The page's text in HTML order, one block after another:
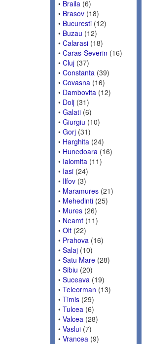
• Braila (6)
• Brasov (18)
• Bucuresti (12)
• Buzau (12)
• Calarasi (18)
• Caras-Severin (16)
• Cluj (37)
• Constanta (39)
• Covasna (16)
• Dambovita (12)
• Dolj (31)
• Galati (6)
• Giurgiu (10)
• Gorj (31)
• Harghita (24)
• Hunedoara (16)
• Ialomita (11)
• Iasi (24)
• Ilfov (3)
• Maramures (21)
• Mehedinti (25)
• Mures (26)
• Neamt (11)
• Olt (22)
• Prahova (16)
• Salaj (10)
• Satu Mare (28)
• Sibiu (20)
• Suceava (19)
• Teleorman (13)
• Timis (29)
• Tulcea (6)
• Valcea (28)
• Vaslui (7)
• Vrancea (9)